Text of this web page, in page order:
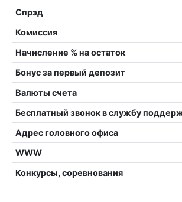
Спрэд
Комиссия
Начисление % на остаток
Бонус за первый депозит
Валюты счета
Бесплатный звонок в службу
Адрес головного офиса
WWW
Конкурсы, соревнования